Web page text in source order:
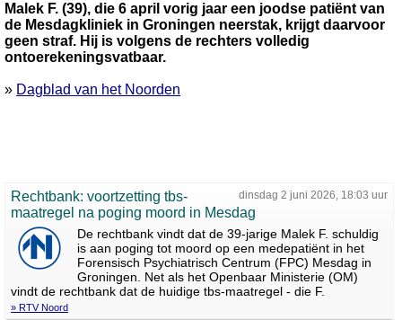
Malek F. (39), die 6 april vorig jaar een joodse patiënt van
de Mesdagkliniek in Groningen neerstak, krijgt daarvoor
geen straf. Hij is volgens de rechters volledig
ontoerekeningsvatbaar.
» Dagblad van het Noorden
dinsdag 2 juni 2026, 18:03 uur
Rechtbank: voortzetting tbs-
maatregel na poging moord in Mesdag
De rechtbank vindt dat de 39-jarige Malek F. schuldig
is aan poging tot moord op een medepatiënt in het
Forensisch Psychiatrisch Centrum (FPC) Mesdag in
Groningen. Net als het Openbaar Ministerie (OM)
vindt de rechtbank dat de huidige tbs-maatregel - die F.
» RTV Noord